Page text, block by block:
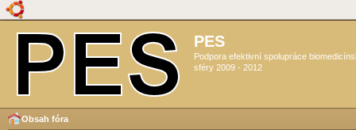
PES
Podpora efektivní spolupráce
sféry 2009 - 2012
Obsah fóra